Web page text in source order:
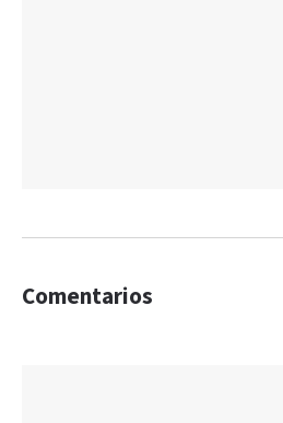
Comentarios